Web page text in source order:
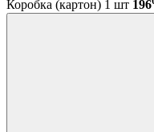
Коробка (картон) 1 шт 196